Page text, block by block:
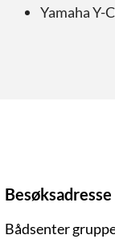
Yamaha Y-
Besøksadresse
Bådsenter